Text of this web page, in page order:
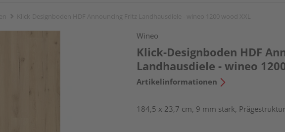
Wineo
Klick-Designboden HDF
Landhausdiele - wineo
Artikelinformationen
184,5 x 23,7 cm, 9 mm stark,